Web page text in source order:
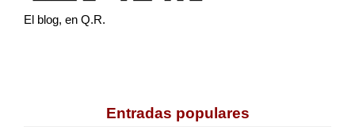
El blog, en Q.R.
Entradas populares